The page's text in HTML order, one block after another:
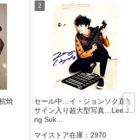
焼
セール中…イ・ジョンソク直筆
サイン入り超大型写真…Lee Jo
ng Suk…
マイストア在庫： 2970